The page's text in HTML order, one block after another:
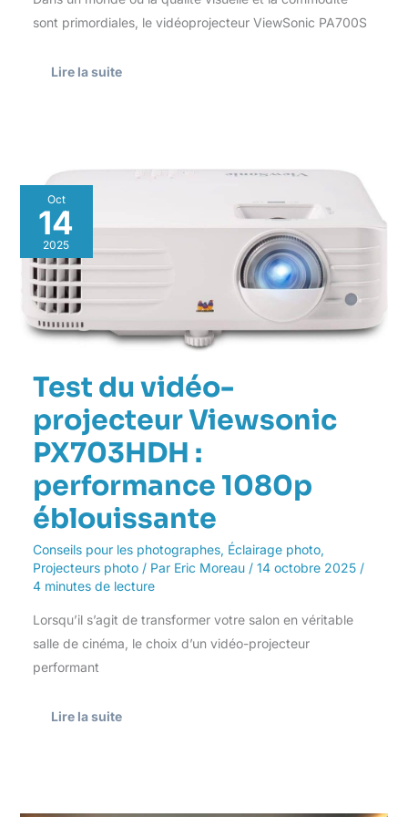
sont primordiales, le vidéoprojecteur ViewSonic PA700S
Lire la suite
Oct
14
2025
Test du vidéo-
projecteur Viewsonic
PX703HDH :
performance 1080p
éblouissante
Conseils pour les photographes, Éclairage photo,
Projecteurs photo/ Par Eric Moreau / 14 octobre 2025 /
4 minutes de lecture
Lorsqu’il s’agit de transformer votre salon en véritable
salle de cinéma, le choix d’un vidéo-projecteur
performant
Test
du
vidéo-
projecteur
Viewsonic
PX703HDH
:
performance
1080p
Lire la suite